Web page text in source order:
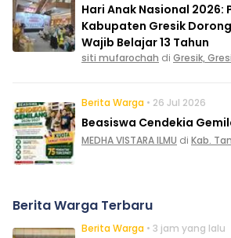
Hari Anak Nasional 2026:
Kabupaten Gresik
Wajib Belajar 13 Tahun
siti mufarochah di Gresik,
Berita Warga • 26 Jul 2026
Beasiswa Cendekia
MEDHA VISTARA ILMU di Kab.
Berita Warga Terbaru
Berita Warga • 3 jam yang lalu